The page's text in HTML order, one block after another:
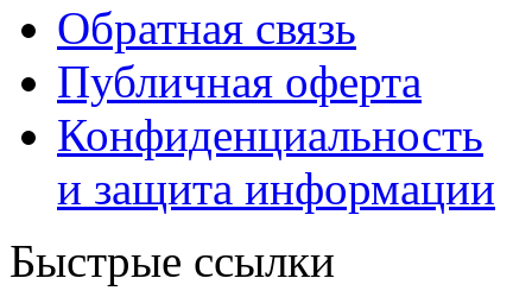
Обратная связь
Публичная оферта
Конфиденциальность
и защита информации
Быстрые ссылки